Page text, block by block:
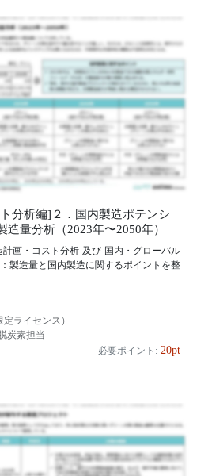
分析編]２．国内製造ポテンシ
造量分析（2023年〜2050年）
画・コスト分析 及び 国内・グローバル
製造量と国内製造に関するポイントを整
ライセンス）
炭素担当
必要ポイント: 20pt